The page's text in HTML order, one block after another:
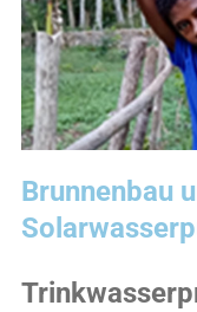
Brunnenbau